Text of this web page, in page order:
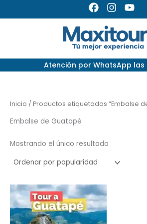
F
a
c
e
b
o
o
I
n
s
t
a
g
r
Y
o
u
t
u
b
e
Atención por WhatsApp las
Inicio / Productos etiquetados “Embalse
Embalse de Guatapé
Mostrando el único resultado